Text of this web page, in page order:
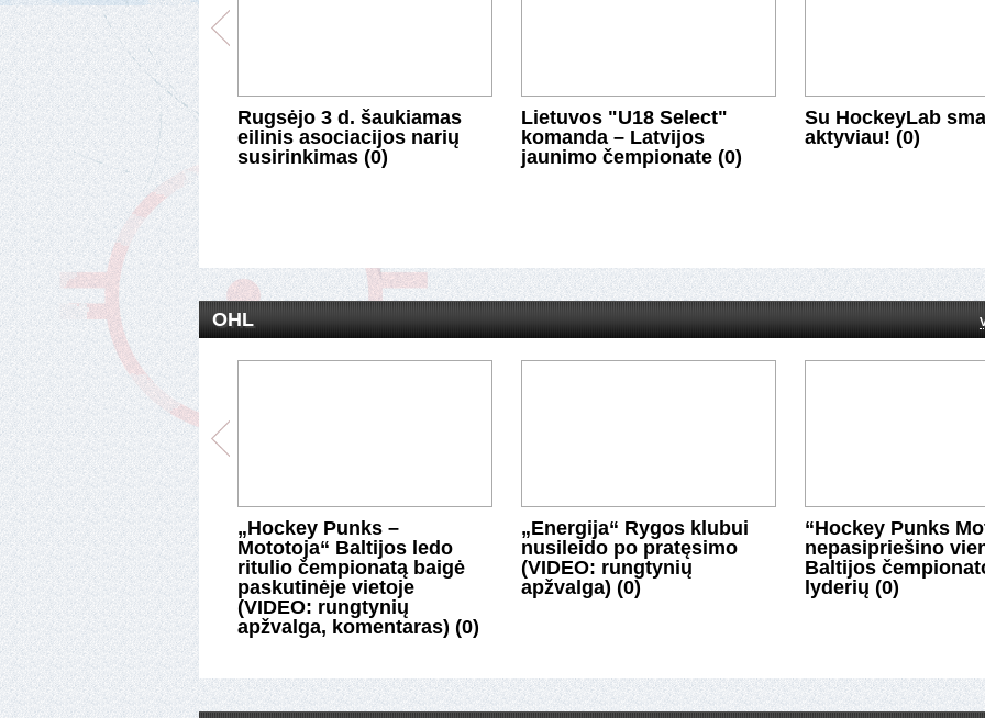
atsisakė žaisti
ledo ritulio
prieš
bendraamžes
čempionate
(Lietuva rengs
(0)
Rugsėjo 3 d. šaukiamas
eilinis asociacijos narių
susirinkimas (0)
Lietuvos "U18 Select"
komanda – Latvijos
jaunimo čempionate (0)
Su HockeyLab
aktyviau! (0)
OHL
minimaliu
nusileido lygos
(įvyks serija dėl
čempiono
(0)
„Hockey Punks –
Mototoja“ Baltijos ledo
ritulio čempionatą baigė
paskutinėje vietoje
(VIDEO: rungtynių
apžvalga, komentaras) (0)
„Energija“ Rygos klubui
nusileido po pratęsimo
(VIDEO: rungtynių
apžvalga) (0)
“Hockey Punks
nepasipriešino
Baltijos
lyderių (0)